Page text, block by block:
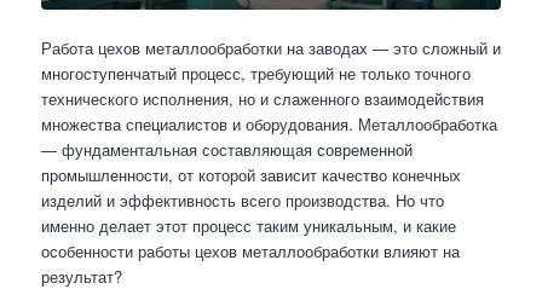
Работа цехов металлообработки на заводах — это сложный и
многоступенчатый процесс, требующий не только точного
технического исполнения, но и слаженного взаимодействия
множества специалистов и оборудования. Металлообработка
— фундаментальная составляющая современной
промышленности, от которой зависит качество конечных
изделий и эффективность всего производства. Но что
именно делает этот процесс таким уникальным, и какие
особенности работы цехов металлообработки влияют на
результат?